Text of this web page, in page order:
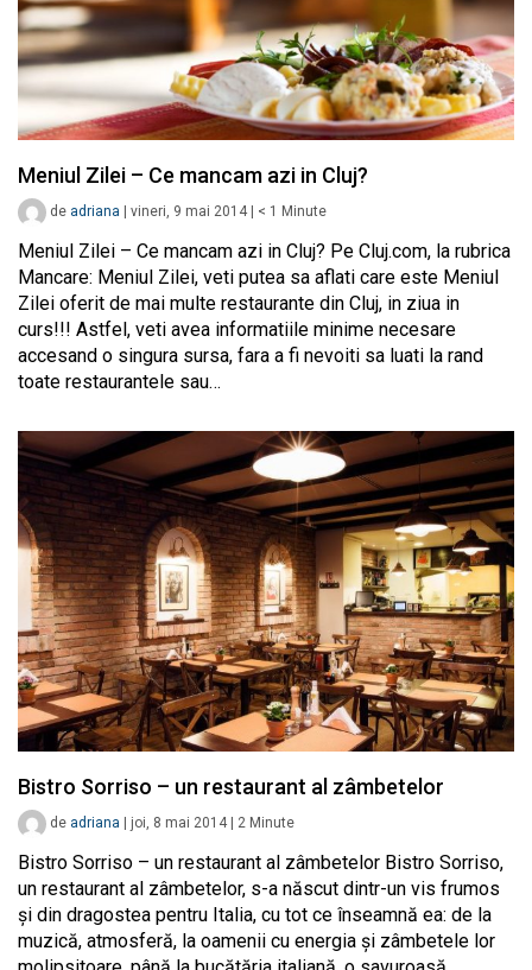
Meniul Zilei – Ce mancam azi in Cluj?
de adriana vineri, 9 mai 2014 < 1 Minute
Meniul Zilei – Ce mancam azi in Cluj? Pe Cluj.com, la rubrica
Mancare: Meniul Zilei, veti putea sa aflati care este Meniul
Zilei oferit de mai multe restaurante din Cluj, in ziua in
curs!!! Astfel, veti avea informatiile minime necesare
accesand o singura sursa, fara a fi nevoiti sa luati la rand
toate restaurantele sau…
Bistro Sorriso – un restaurant al zâmbetelor
de adriana joi, 8 mai 2014 2 Minute
Bistro Sorriso – un restaurant al zâmbetelor Bistro Sorriso,
un restaurant al zâmbetelor, s-a născut dintr-un vis frumos
și din dragostea pentru Italia, cu tot ce înseamnă ea: de la
muzică, atmosferă, la oamenii cu energia și zâmbetele lor